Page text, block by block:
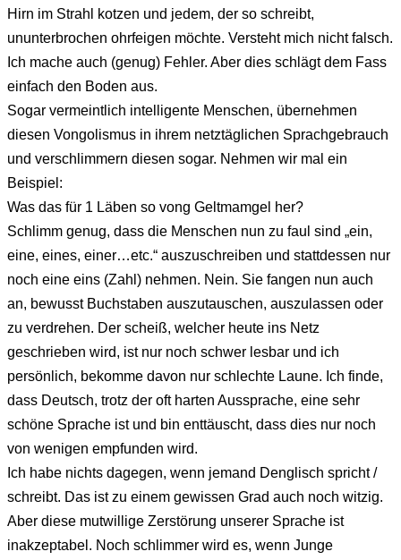
Hirn im Strahl kotzen und jedem, der so schreibt,
ununterbrochen ohrfeigen möchte. Versteht mich nicht falsch.
Ich mache auch (genug) Fehler. Aber dies schlägt dem Fass
einfach den Boden aus.
Sogar vermeintlich intelligente Menschen, übernehmen
diesen Vongolismus in ihrem netztäglichen Sprachgebrauch
und verschlimmern diesen sogar. Nehmen wir mal ein
Beispiel:
Was das für 1 Läben so vong Geltmamgel her?
Schlimm genug, dass die Menschen nun zu faul sind „ein,
eine, eines, einer…etc.“ auszuschreiben und stattdessen nur
noch eine eins (Zahl) nehmen. Nein. Sie fangen nun auch
an, bewusst Buchstaben auszutauschen, auszulassen oder
zu verdrehen. Der scheiß, welcher heute ins Netz
geschrieben wird, ist nur noch schwer lesbar und ich
persönlich, bekomme davon nur schlechte Laune. Ich finde,
dass Deutsch, trotz der oft harten Aussprache, eine sehr
schöne Sprache ist und bin enttäuscht, dass dies nur noch
von wenigen empfunden wird.
Ich habe nichts dagegen, wenn jemand Denglisch spricht /
schreibt. Das ist zu einem gewissen Grad auch noch witzig.
Aber diese mutwillige Zerstörung unserer Sprache ist
inakzeptabel. Noch schlimmer wird es, wenn Junge